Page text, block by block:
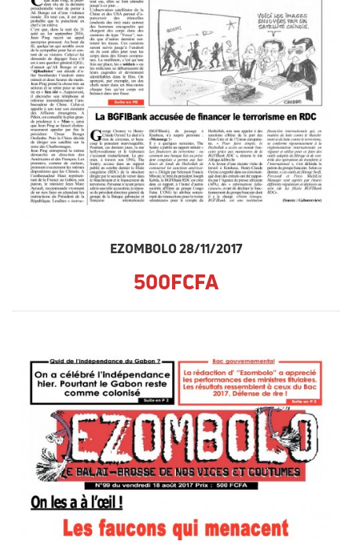
EZOMBOLO 28/11/2017
500FCFA